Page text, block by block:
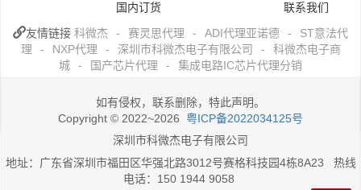
国内订货
联系我们
友情链接 科微杰 - 赛灵思代理 - ADI代理亚诺德 -
ST意法代
理
- NXP代理 - 深圳市科微杰电子有限公司 -
科微杰电子商
城
- 国产芯片代理 - 集成电路IC芯片代理分销
如有侵权，联系删除，特此声明。
Copyright © 2022~2026 粤ICP备2022034125号
深圳市科微杰电子有限公司
地址：广东省深圳市福田区华强北路3012号赛格科技园4栋8A23 热线
电话：150 1944 9058